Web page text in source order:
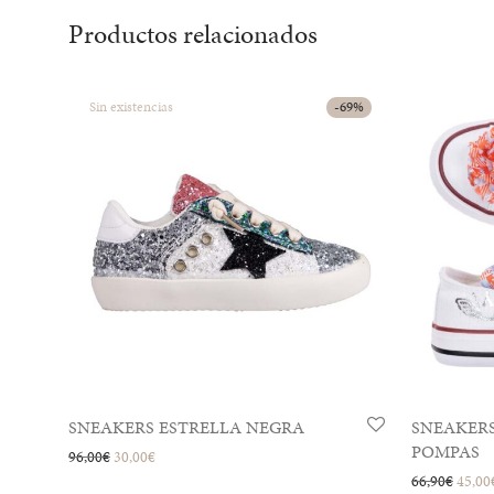
Productos relacionados
-69%
SNEAKERS ESTRELLA NEGRA
96,00€ El precio original era: 96,00€.
30,00€
POMPAS
66,90€El
45,00